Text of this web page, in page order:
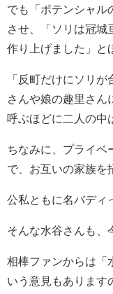
でも「ポテンシャル
させ、
「ソリは冠
作り上げました 」と
「反町だけにソリ
さんや娘の趣里さん
呼ぶほどに二人の中
ちなみに、プライベ
で、お互いの家族を
公私ともに名バディ
そんな水谷さんも、
相棒ファンからは「
いう意見もあります